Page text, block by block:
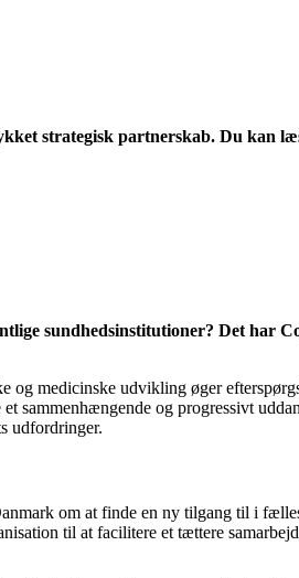
strategisk partnerskab. Du kan
sundhedsinstitutioner? Det har
og medicinske udvikling øger
sammenhængende og progressivt
udfordringer.
om at finde en ny tilgang til i
til at facilitere et tættere